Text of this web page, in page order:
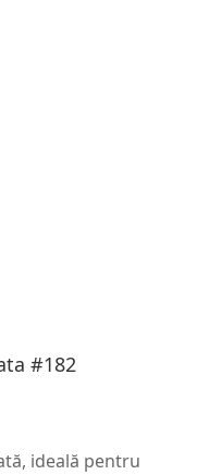
#182
ideală pentru